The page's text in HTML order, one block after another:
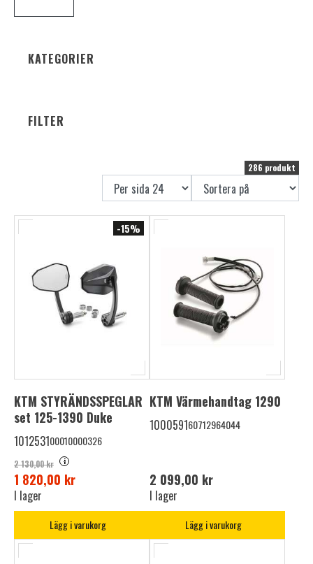
Vi erbjuder tillbehör till alla KTM-modeller – Super
gärna om du inte hittar rätt tillbehör.
PRODUKTER
När du väljer modellanpassade tillbehör till din KTM slipper
du kompromissa med passform och funktion. Produkterna är
utvalda för att matcha KTM-specifikationer och design,
vilket gör monteringen smidig och resultatet mer
tillförlitligt i längden.
KATEGORIER
FILTER
286 produkt
-15%
KTM STYRÄNDSSPEGLAR
set 125-1390 Duke
101253100010000326
2 130,00 kr i
1 820,00 kr
I lager
Lägg i varukorg
KTM Värmehandtag 1290
100059160712964044
2 099,00 kr
I lager
Lägg i varukorg